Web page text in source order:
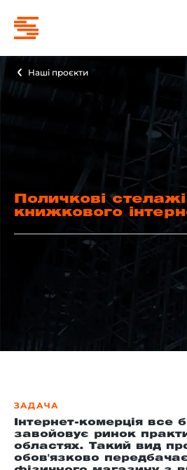
Наші проєкти
Поличкові
книжкового
ЗАДАЧА
Інтернет-комерція все
завойовує ринок
областях. Такий вид
обов'язково